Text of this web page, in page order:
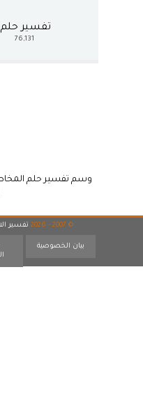
تفسير حلم
76,131
وسم تفسير حلم
© 2007 - 2026 تفسير
بيان الخصوصية